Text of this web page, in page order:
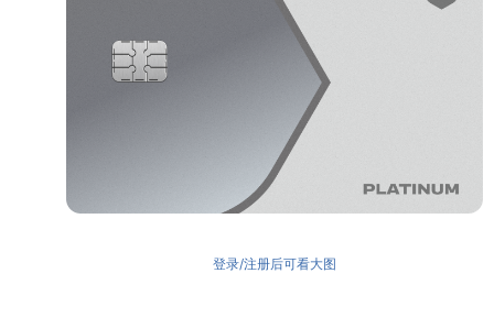
登录/注册后可看大图